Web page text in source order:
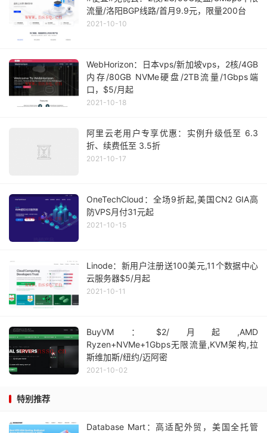
流量/洛阳BGP线路/首月9.9元，限量200台
2021-10-10
WebHorizon：日本vps/新加坡vps，2核/4GB
内存/80GB NVMe硬盘/2TB流量/1Gbps端
口，$5/月起
2021-10-18
阿里云老用户专享优惠：实例升级低至 6.3
折、续费低至 3.5折
2021-10-17
OneTechCloud：全场9折起,美国CN2 GIA高
防VPS月付31元起
2021-10-15
Linode：新用户注册送100美元,11个数据中心
云服务器$5/月起
2021-10-11
BuyVM：$2/月起,AMD
Ryzen+NVMe+1Gbps无限流量,KVM架构,拉
斯维加斯/纽约/迈阿密
2021-10-02
特别推荐
Database Mart：高适配外贸，美国全托管